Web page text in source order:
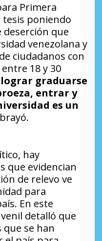
Primera
poniendo
deserción que
venezolana y
ciudadanos con
18 y 30
lograr graduarse
entrar y
es un
hay
que evidencian
de relevo ve
para
En este
detalló que
que se han